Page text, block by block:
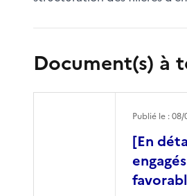
Document(s) à
[En
Publié le : 08/